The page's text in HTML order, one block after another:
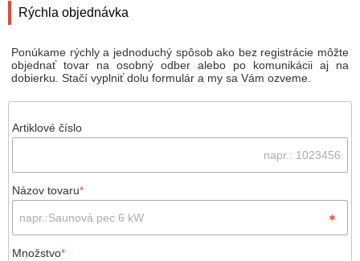
Rýchla objednávka
Ponúkame rýchly a jednoduchý spôsob ako bez registrácie môžte
objednať tovar na osobný odber alebo po komunikácii aj na
dobierku. Stačí vyplniť dolu formulár a my sa Vám ozveme.
Artiklové číslo
Názov tovaru*
Množstvo*